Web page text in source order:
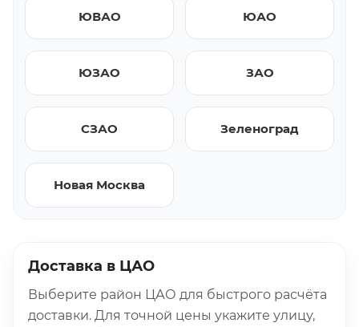
ЮВАО ЮАО
ЮЗАО ЗАО
СЗАО Зеленоград
Новая Москва
Доставка в ЦАО
Выберите район ЦАО для быстрого расчёта
доставки. Для точной цены укажите улицу,